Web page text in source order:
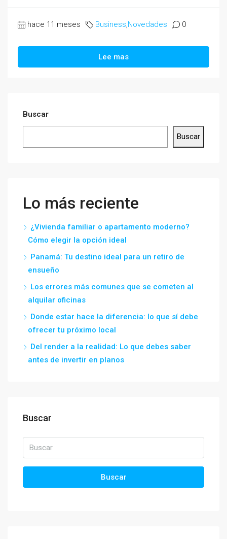
hace 11 meses Business Novedades 0
Lee mas
Buscar
Buscar
Lo más reciente
¿Vivienda familiar o apartamento moderno?
Cómo elegir la opción ideal
Panamá: Tu destino ideal para un retiro de
ensueño
Los errores más comunes que se cometen al
alquilar oficinas
Donde estar hace la diferencia: lo que sí debe
ofrecer tu próximo local
Del render a la realidad: Lo que debes saber
antes de invertir en planos
Buscar
Buscar